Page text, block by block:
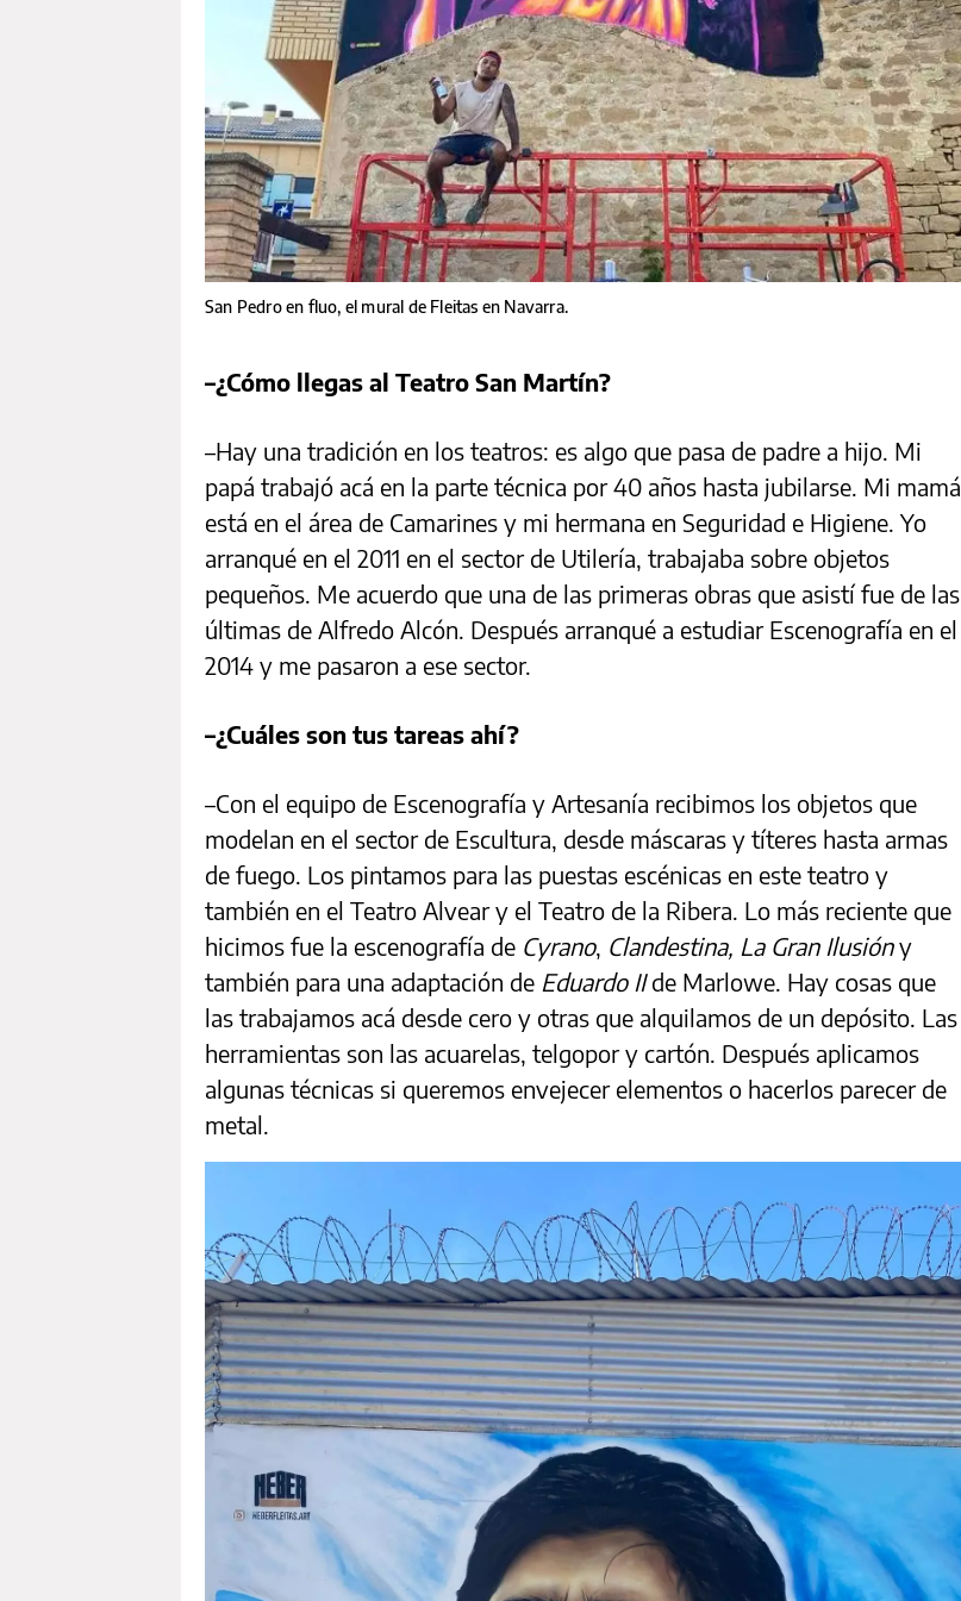
San Pedro en fluo, el mural de Fleitas en Navarra.
–¿Cómo llegas al Teatro San Martín?
–Hay una tradición en los teatros: es algo que pasa de padre a hijo. Mi
papá trabajó acá en la parte técnica por 40 años hasta jubilarse. Mi mamá
está en el área de Camarines y mi hermana en Seguridad e Higiene. Yo
arranqué en el 2011 en el sector de Utilería, trabajaba sobre objetos
pequeños. Me acuerdo que una de las primeras obras que asistí fue de las
últimas de Alfredo Alcón. Después arranqué a estudiar Escenografía en el
2014 y me pasaron a ese sector.
–¿Cuáles son tus tareas ahí?
–Con el equipo de Escenografía y Artesanía recibimos los objetos que
modelan en el sector de Escultura, desde máscaras y títeres hasta armas
de fuego. Los pintamos para las puestas escénicas en este teatro y
también en el Teatro Alvear y el Teatro de la Ribera. Lo más reciente que
hicimos fue la escenografía de Cyrano, Clandestina, La Gran Ilusióny
también para una adaptación de Eduardo IIde Marlowe. Hay cosas que
las trabajamos acá desde cero y otras que alquilamos de un depósito. Las
herramientas son las acuarelas, telgopor y cartón. Después aplicamos
algunas técnicas si queremos envejecer elementos o hacerlos parecer de
metal.